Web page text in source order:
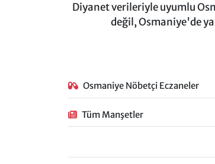
Diyanet verileriyle uyumlu
değil, Osmaniye'de
Osmaniye Nöbetçi Eczaneler
Tüm Manşetler